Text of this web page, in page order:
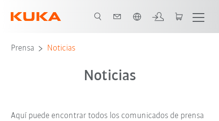
Prensa Noticias
Noticias
Aquí puede encontrar todos los comunicados de prensa